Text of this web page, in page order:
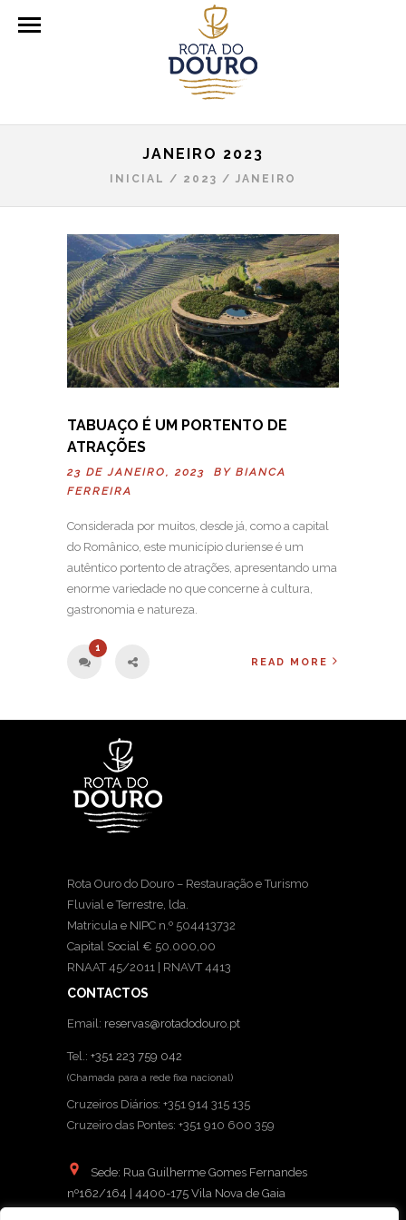
JANEIRO 2023
INICIAL / 2023 / JANEIRO
TABUAÇO É UM PORTENTO DE
ATRAÇÕES
23 DE JANEIRO, 2023 BY BIANCA
FERREIRA
Considerada por muitos, desde já, como a capital
do Românico, este município duriense é um
autêntico portento de atrações, apresentando uma
enorme variedade no que concerne à cultura,
gastronomia e natureza.
1
READ MORE
Rota Ouro do Douro – Restauração e Turismo
Fluvial e Terrestre, lda.
Matricula e NIPC n.º 504413732
Capital Social € 50.000,00
RNAAT 45/2011 | RNAVT 4413
CONTACTOS
Email: reservas@rotadodouro.pt
Tel.: +351 223 759 042
(Chamada para a rede fixa nacional)
Cruzeiros Diários: +351 914 315 135
Cruzeiro das Pontes: +351 910 600 359
Sede: Rua Guilherme Gomes Fernandes
nº162/164 | 4400-175 Vila Nova de Gaia